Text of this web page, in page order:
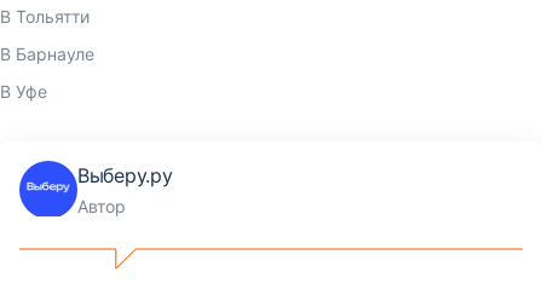
В Тольятти
В Барнауле
В Уфе
Выберу.ру
Автор